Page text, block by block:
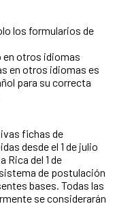
los formularios de
en otros idiomas
en otros idiomas es
para su correcta
fichas de
desde el 1 de julio
Rica del 1 de
de postulación
bases. Todas las
se considerarán